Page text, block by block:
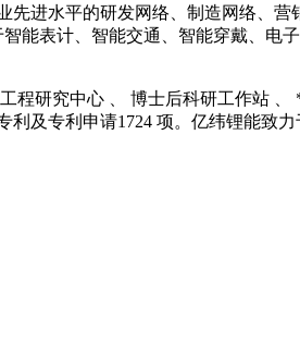
水平的研发网络、制造网络、营
能表计、智能交通、智能穿戴、
研究中心 、 博士后科研工作站 、
及专利申请1724 项。亿纬锂能致